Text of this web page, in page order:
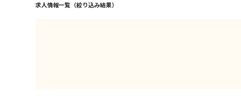
求人情報一覧（絞り込み結果）